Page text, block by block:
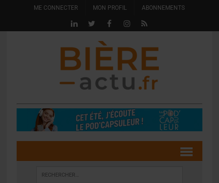
ME CONNECTER MON PROFIL ABONNEMENTS